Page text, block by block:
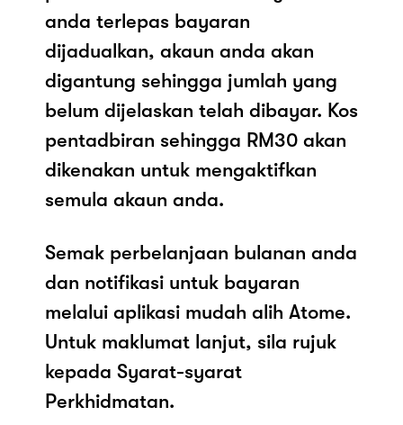
anda terlepas bayaran
dijadualkan, akaun anda akan
digantung sehingga jumlah yang
belum dijelaskan telah dibayar. Kos
pentadbiran sehingga RM30 akan
dikenakan untuk mengaktifkan
semula akaun anda.
Semak perbelanjaan bulanan anda
dan notifikasi untuk bayaran
melalui aplikasi mudah alih Atome.
Untuk maklumat lanjut, sila rujuk
kepada Syarat-syarat
Perkhidmatan.